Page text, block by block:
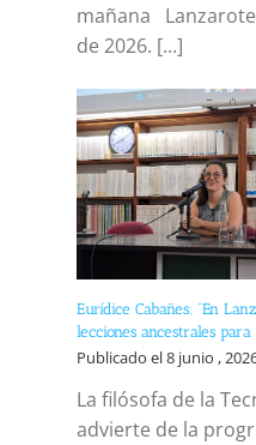
mañana
de 2026. [...]
Eurídice Cabañes: “En
lecciones ancestrales
Publicado el 8 junio ,
La filósofa de la
advierte de la